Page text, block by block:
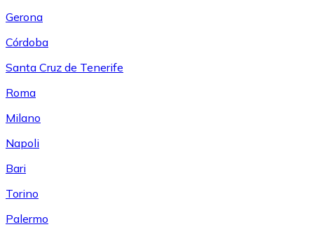
Gerona
Córdoba
Santa Cruz de Tenerife
Roma
Milano
Napoli
Bari
Torino
Palermo